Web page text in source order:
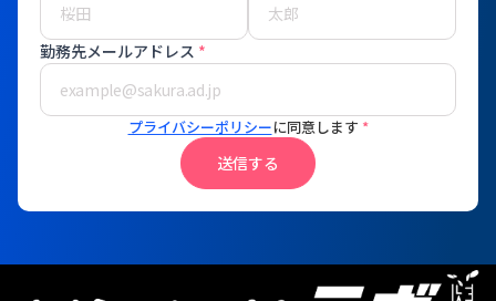
勤務先メールアドレス *
プライバシーポリシーに同意します *
送信する